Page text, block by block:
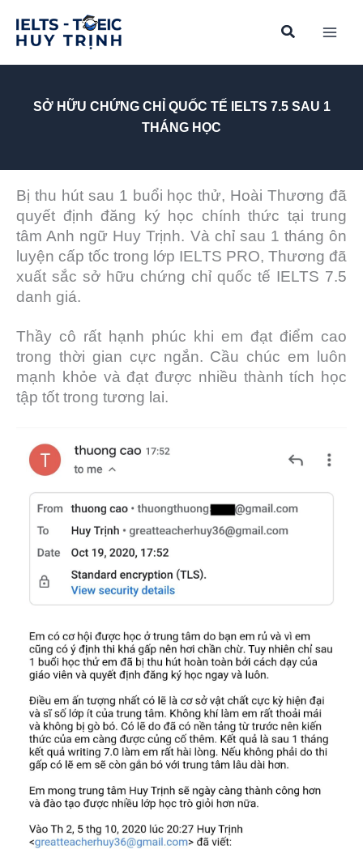
content
SỞ HỮU CHỨNG CHỈ QUỐC TẾ IELTS 7.5 SAU 1
THÁNG HỌC
Bị thu hút sau 1 buổi học thử, Hoài Thương đã
quyết định đăng ký học chính thức tại trung
tâm Anh ngữ Huy Trịnh. Và chỉ sau 1 tháng ôn
luyện cấp tốc trong lớp IELTS PRO, Thương đã
xuất sắc sở hữu chứng chỉ quốc tế IELTS 7.5
danh giá.
Thầy cô rất hạnh phúc khi em đạt điểm cao
trong thời gian cực ngắn. Cầu chúc em luôn
mạnh khỏe và đạt được nhiều thành tích học
tập tốt trong tương lai.